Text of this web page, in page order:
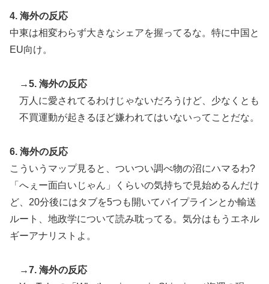
▶
海外「日本のアニメは世界観や設定の作り込みが半端じ
は・・・？ 海外の反応
▶
韓国人「PSG、日本の鈴木彩艶に約60億円で正式オファ
ー・・・」→「あいつがそれほどなのか（ブルブル）」
「レギュラーとして出れるとは思わないけど、それでも
4. 海外の反応
中東は相変わらず大きなシェアを握ってるな。特に中国と
EU向け。
→5. 海外の反応
万人に愛されてるわけじゃないだろうけど、少なくとも
不買運動が起きるほど嫌われてはいないってことだな。
6. 海外の反応
こういうマップ見ると、ついつい調べ物の沼にハマるわ?
「へぇー面白いじゃん」くらいの気持ちで見始めるんだけ
ど、20分後にはタブを5つも開いてパイプラインとか輸送
ルート、地政学について読み耽ってる。気分はもうエネル
ギーアナリストよ。
→7. 海外の反応